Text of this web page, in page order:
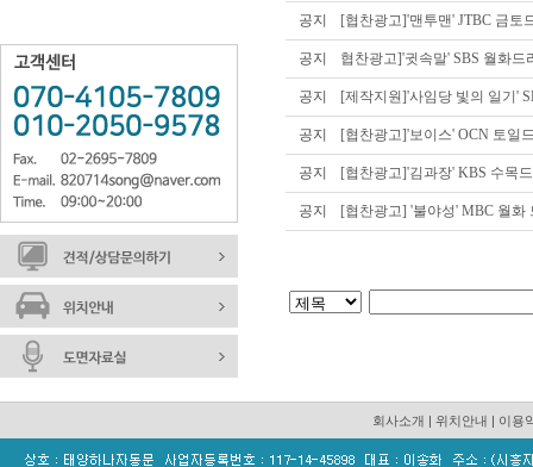
공지 [협찬광고]'맨투맨' JTBC 금토
공지 협찬광고]'귓속말' SBS 월화드
공지 [제작지원]'사임당 빛의 일기'
공지 [협찬광고]'보이스' OCN 토일
공지 [협찬광고]'김과장' KBS 수목
공지 [협찬광고] '불야성' MBC 월화
회사소개 | 위치안내 | 이용